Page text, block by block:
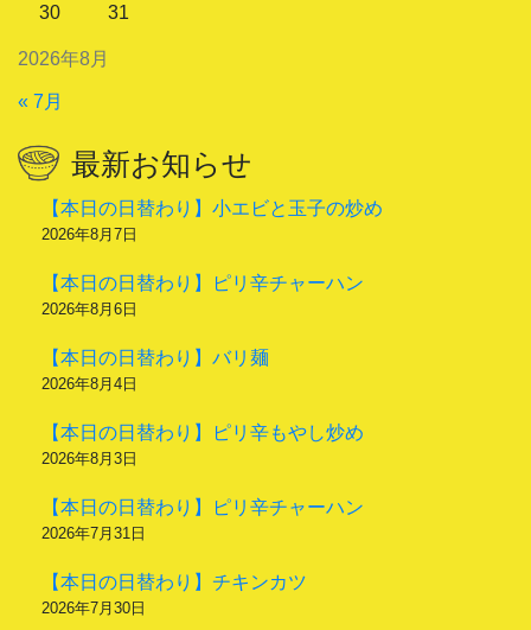
2026年8月
30
31
« 7月
最新お知らせ
【本日の日替わり】小エビと玉子の炒め
2026年8月7日
【本日の日替わり】ピリ辛チャーハン
2026年8月6日
【本日の日替わり】バリ麺
2026年8月4日
【本日の日替わり】ピリ辛もやし炒め
2026年8月3日
【本日の日替わり】ピリ辛チャーハン
2026年7月31日
【本日の日替わり】チキンカツ
2026年7月30日